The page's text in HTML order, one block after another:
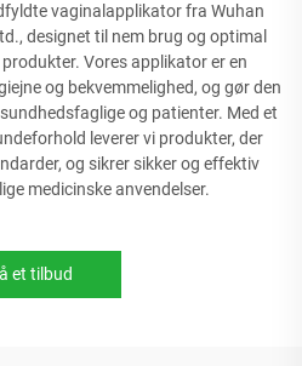
vaginalapplikator fra Wuhan
designet til nem brug og optimal
Vores applikator er en
og bekvemmelighed, og gør den
og patienter. Med et
leverer vi produkter, der
og sikrer sikker og effektiv
medicinske anvendelser.
et tilbud